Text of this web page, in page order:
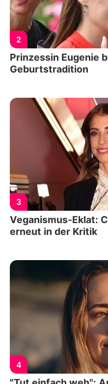
2
Prinzessin Eugenie
Geburtstradition
3
Veganismus-Eklat:
erneut in der Kritik
4